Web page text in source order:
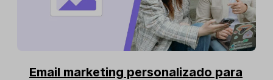
Email marketing personalizado para